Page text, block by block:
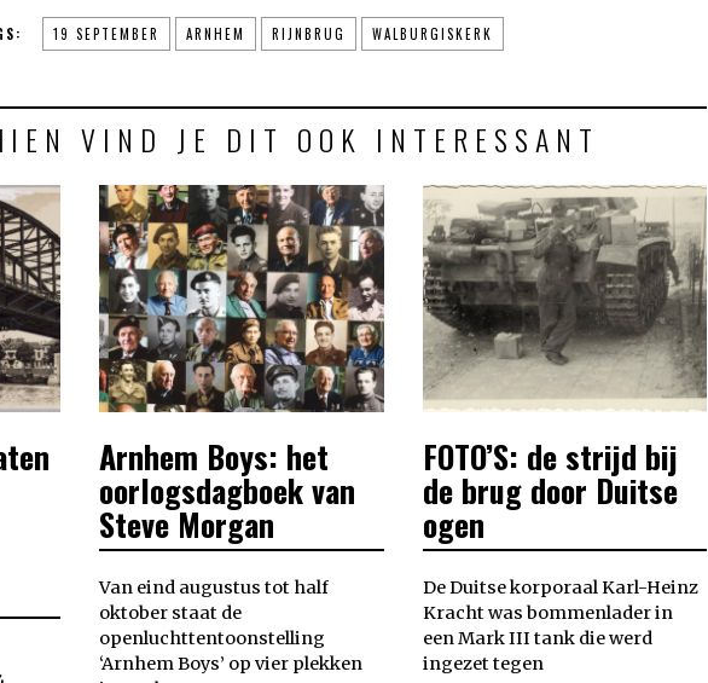
19 SEPTEMBER ARNHEM RIJNBRUG WALBURGISKERK
VIND JE DIT OOK INTERESSANT
POSTED
ON
Arnhem Boys: het
oorlogsdagboek van
Steve Morgan
Van eind augustus tot half
oktober staat de
openluchttentoonstelling
‘Arnhem Boys’ op vier plekken
POSTED
ON
FOTO’S: de strijd bij
de brug door Duitse
ogen
De Duitse korporaal Karl-Heinz
Kracht was bommenlader in
een Mark III tank die werd
ingezet tegen